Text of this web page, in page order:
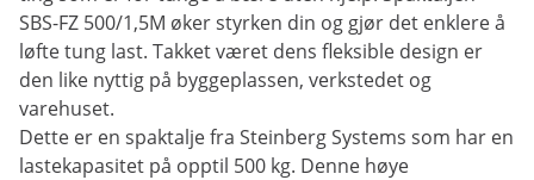
SBS-FZ 500/1,5M øker styrken din og gjør det enklere å
løfte tung last. Takket været dens fleksible design er
den like nyttig på byggeplassen, verkstedet og
varehuset.
Dette er en spaktalje fra Steinberg Systems som har en
lastekapasitet på opptil 500 kg. Denne høye